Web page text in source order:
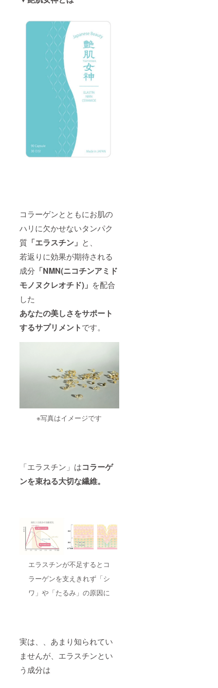
コラーゲンとともにお肌の
ハリに欠かせないタンパク
質 「エラスチン」 と、
若返りに効果が期待される
成分 「NMN(ニコチンアミド
モノヌクレオチド)」 を配合
した
あなたの美しさをサポート
するサプリメントです。
※写真はイメージです
「エラスチン」はコラーゲ
ンを束ねる大切な繊維。
エラスチンが不足するとコ
ラーゲンを支えきれず「シ
ワ」や「たるみ」の原因に
実は、、あまり知られてい
ませんが、エラスチンとい
う成分は